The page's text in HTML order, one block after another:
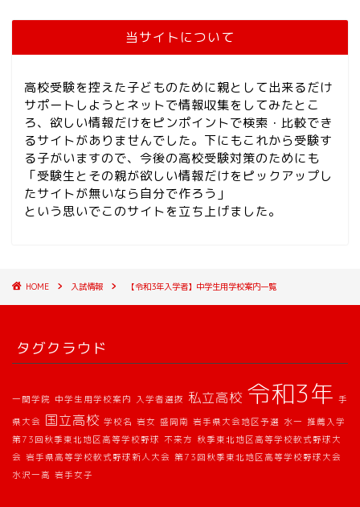
当サイトについて
高校受験を控えた子どものために親として出来るだけ
サポートしようとネットで情報収集をしてみたとこ
ろ、欲しい情報だけをピンポイントで検索・比較でき
るサイトがありませんでした。下にもこれから受験す
る子がいますので、今後の高校受験対策のためにも
「受験生とその親が欲しい情報だけをピックアップし
たサイトが無いなら自分で作ろう」
という思いでこのサイトを立ち上げました。
HOME 入試情報 【令和3年入学者】中学生用学校案内一覧
タグクラウド
一関学院 中学生用学校案内 入学者選抜 私立高校 令和3年 手
県大会 国立高校 学校名 岩女 盛岡南 岩手県大会地区予選 水一 推薦入学
第73回秋季東北地区高等学校野球 不来方 秋季東北地区高等学校軟式野球大
会 岩手県高等学校軟式野球新人大会 第73回秋季東北地区高等学校野球大会
水沢一高 岩手女子